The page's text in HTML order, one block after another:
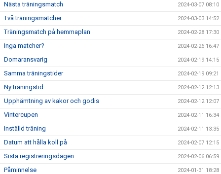
Nästa träningsmatch 2024-03-07 08:10
Två träningsmatcher 2024-03-03 14:52
Träningsmatch på hemmaplan 2024-02-28 17:30
Inga matcher? 2024-02-26 16:47
Domaransvarig 2024-02-19 14:15
Samma träningstider 2024-02-19 09:21
Ny träningstid 2024-02-12 12:13
Upphämtning av kakor och godis 2024-02-12 12:07
Vintercupen 2024-02-11 16:34
Inställd träning 2024-02-11 13:35
Datum att hålla koll på 2024-02-07 12:15
Sista registreringsdagen 2024-02-06 06:59
Påminnelse 2024-01-31 18:28